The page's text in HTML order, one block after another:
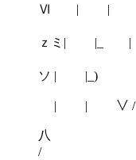
Ⅵ | |
ｉ| 人
ｚミ| |_ |
ハ
ソ | |_)
| |
| | ∨ /
| |
八 /
/ ……随分